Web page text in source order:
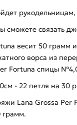
рукодельницам,
сможете связать
весит 50
ворса из
Fortuna спицы
- 22 петля на 30
Lana Grossa
грамм.